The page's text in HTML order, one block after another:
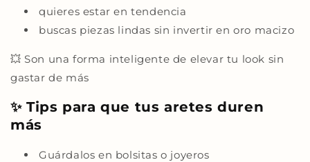
quieres estar en tendencia
buscas piezas lindas sin invertir en oro macizo
💥 Son una forma inteligente de elevar tu look sin
gastar de más
✨ Tips para que tus aretes duren
más
Guárdalos en bolsitas o joyeros